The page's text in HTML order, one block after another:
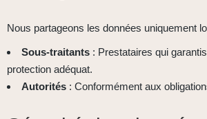
Nous partageons les données uniquement
Sous-traitants : Prestataires qui
protection adéquat.
Autorités : Conformément aux